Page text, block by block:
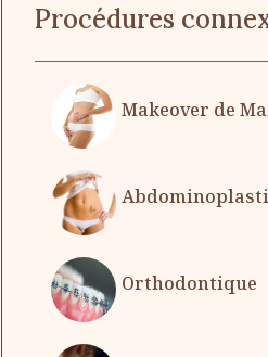
Procédures
Makeover de
Orthodontique